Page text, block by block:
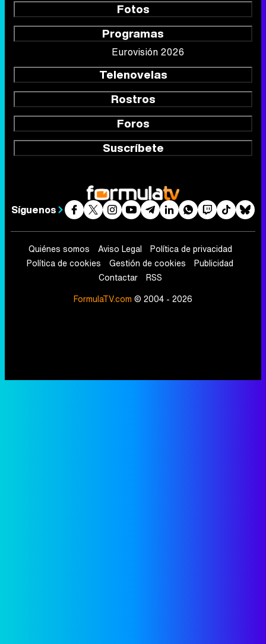
Fotos
Programas
Eurovisión 2026
Telenovelas
Rostros
Foros
Suscríbete
Síguenos
Quiénes somos Aviso Legal
Política de privacidad
Política de cookies
Gestión de cookies
Publicidad
Contactar
RSS
FormulaTV.com © 2004 - 2026